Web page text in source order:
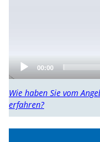
00:00
Wie haben Sie vom
erfahren?